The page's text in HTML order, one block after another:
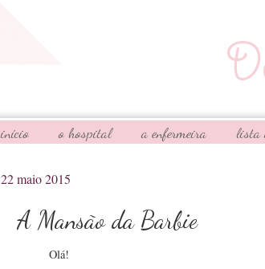
início o hospital a enfermeira lista
22 maio 2015
A Mansão da Barbie
Olá!